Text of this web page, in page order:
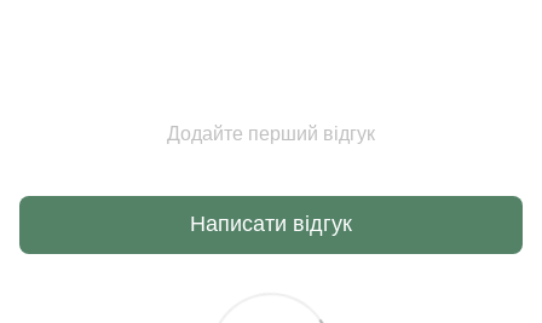
Додайте перший відгук
Написати відгук